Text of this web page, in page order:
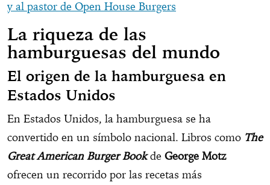
y al pastor de Open House Burgers
La riqueza de las
hamburguesas del mundo
El origen de la hamburguesa en
Estados Unidos
En Estados Unidos, la hamburguesa se ha
convertido en un símbolo nacional. Libros como The
Great American Burger Bookde George Motz
ofrecen un recorrido por las recetas más